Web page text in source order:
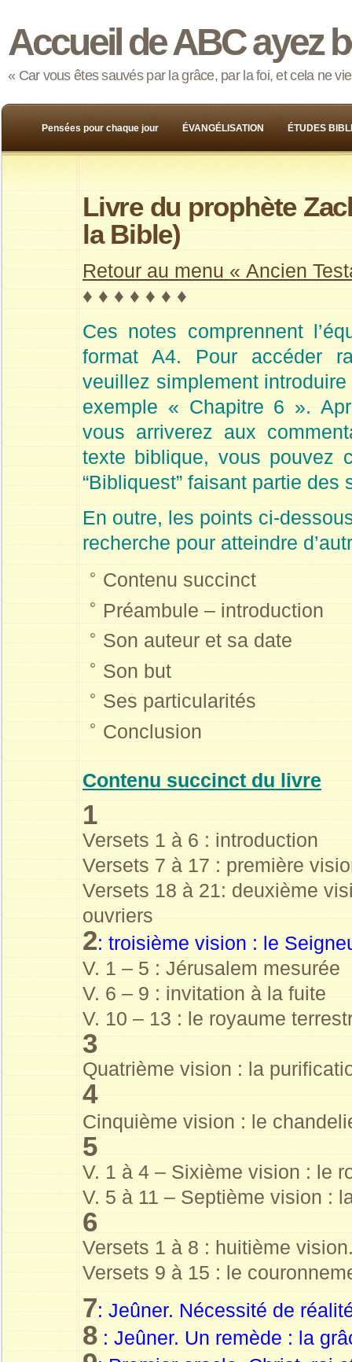
Accueil de ABC ayez
« Car vous êtes sauvés par la grâce, par la foi, et cela ne
Pensées pour chaque jour ÉVANGÉLISATION ÉTUDES
Livre du prophète
la Bible)
Retour au menu « Ancien
♦ ♦ ♦ ♦ ♦ ♦ ♦
Ces notes comprennent
format A4. Pour accéder
veuillez simplement
exemple « Chapitre 6 ».
vous arriverez aux
texte biblique, vous pouvez
“Bibliquest” faisant partie
En outre, les points ci-
recherche pour atteindre
Contenu succinct
Préambule – introduction
Son auteur et sa date
Son but
Ses particularités
Conclusion
Contenu succinct du livre
1
Versets 1 à 6 : introduction
Versets 7 à 17 : première
Versets 18 à 21: deuxième
ouvriers
2: troisième vision : le
V. 1 – 5 : Jérusalem mesurée
V. 6 – 9 : invitation à la fuite
V. 10 – 13 : le royaume
3
Quatrième vision : la
4
Cinquième vision : le
5
V. 1 à 4 – Sixième vision : le
V. 5 à 11 – Septième vision :
6
Versets 1 à 8 : huitième
Versets 9 à 15 : le
7: Jeûner. Nécessité de
8 : Jeûner. Un remède : la